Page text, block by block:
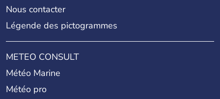
Nous contacter
Légende des pictogrammes
METEO CONSULT
Météo Marine
Météo pro